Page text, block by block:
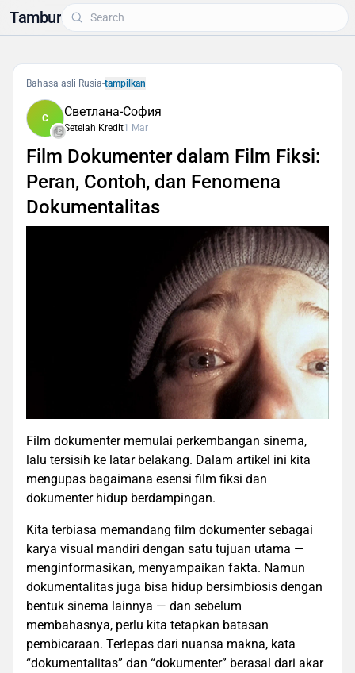
Tambur
Bahasa asli Rusia-tampilkan
С Светлана-София
Setelah Kredit1 Mar
Film Dokumenter dalam Film Fiksi:
Peran, Contoh, dan Fenomena
Dokumentalitas
Film dokumenter memulai perkembangan sinema,
lalu tersisih ke latar belakang. Dalam artikel ini kita
mengupas bagaimana esensi film fiksi dan
dokumenter hidup berdampingan.
Kita terbiasa memandang film dokumenter sebagai
karya visual mandiri dengan satu tujuan utama —
menginformasikan, menyampaikan fakta. Namun
dokumentalitas juga bisa hidup bersimbiosis dengan
bentuk sinema lainnya — dan sebelum
membahasnya, perlu kita tetapkan batasan
pembicaraan. Terlepas dari nuansa makna, kata
“dokumentalitas” dan “dokumenter” berasal dari akar